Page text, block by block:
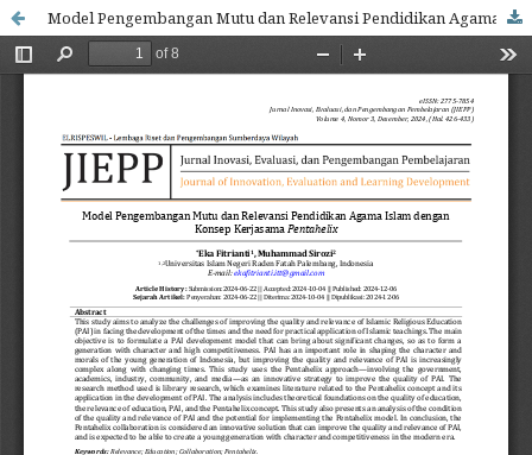
Model Pengembangan Mutu dan Relevansi Pendidikan Agama Islam dengan Konsep Kerjasama Pentahelix